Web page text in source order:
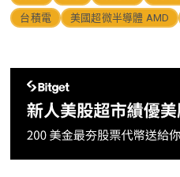
台積電
美國超微半導體 AMD